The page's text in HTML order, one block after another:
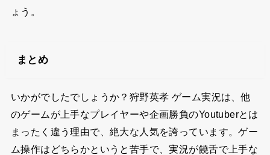
ょう。
まとめ
いかがでしたでしょうか？狩野英孝 ゲーム実況は、他
のゲームが上手なプレイヤーや企画勝負のYoutuberとは
まったく違う理由で、絶大な人気を誇っています。ゲー
ム操作はどちらかというと苦手で、実況が饒舌で上手な